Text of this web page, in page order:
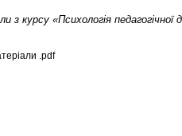
з курсу «Психологія педагогічної
.pdf